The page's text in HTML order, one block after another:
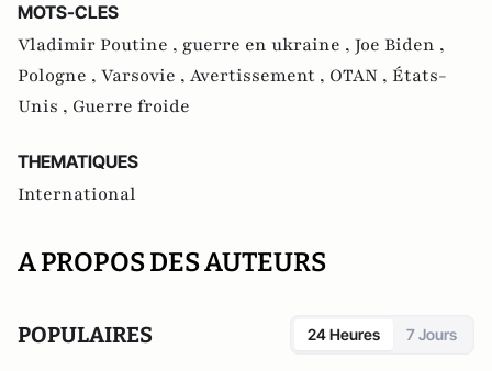
MOTS-CLES
Vladimir Poutine , guerre en ukraine , Joe Biden ,
Pologne , Varsovie , Avertissement , OTAN , États-
Unis , Guerre froide
THEMATIQUES
International
A PROPOS DES AUTEURS
POPULAIRES 24 Heures 7 Jours